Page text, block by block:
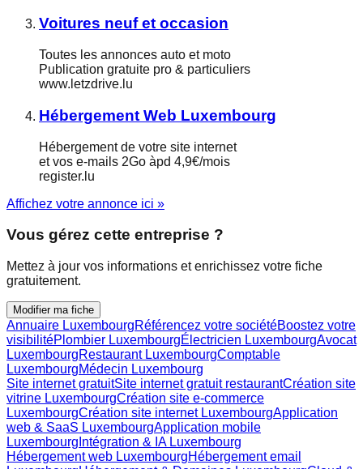
Voitures neuf et occasion
Toutes les annonces auto et moto
Publication gratuite pro & particuliers
www.letzdrive.lu
Hébergement Web Luxembourg
Hébergement de votre site internet
et vos e-mails 2Go àpd 4,9€/mois
register.lu
Affichez votre annonce ici »
Vous gérez cette entreprise ?
Mettez à jour vos informations et enrichissez votre fiche
gratuitement.
Modifier ma fiche
Annuaire LuxembourgRéférencez votre sociétéBoostez votre
visibilitéPlombier LuxembourgÉlectricien LuxembourgAvocat
LuxembourgRestaurant LuxembourgComptable
LuxembourgMédecin Luxembourg
Site internet gratuitSite internet gratuit restaurantCréation site
vitrine LuxembourgCréation site e-commerce
LuxembourgCréation site internet LuxembourgApplication
web & SaaS LuxembourgApplication mobile
Luxembourg Intégration & IA Luxembourg
Hébergement web LuxembourgHébergement email